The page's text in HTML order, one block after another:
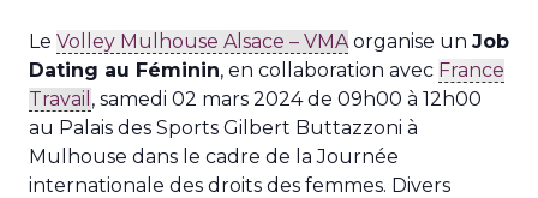
Le Volley Mulhouse Alsace – VMA organise un Job
Dating au Féminin, en collaboration avec France
Travail , samedi 02 mars 2024 de 09h00 à 12h00
au Palais des Sports Gilbert Buttazzoni à
Mulhouse dans le cadre de la Journée
internationale des droits des femmes. Divers